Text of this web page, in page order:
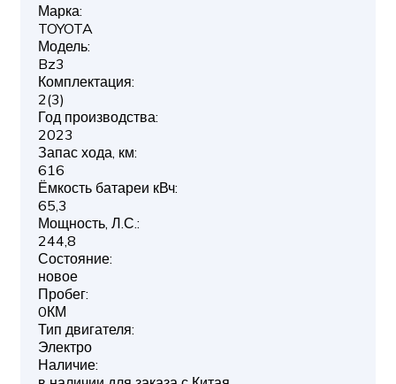
Марка:
TOYOTA
Модель:
Bz3
Комплектация:
2(3)
Год производства:
2023
Запас хода, км:
616
Ёмкость батареи кВч:
65,3
Мощность, Л.С.:
244,8
Состояние:
новое
Пробег:
0КМ
Тип двигателя:
Электро
Наличие: